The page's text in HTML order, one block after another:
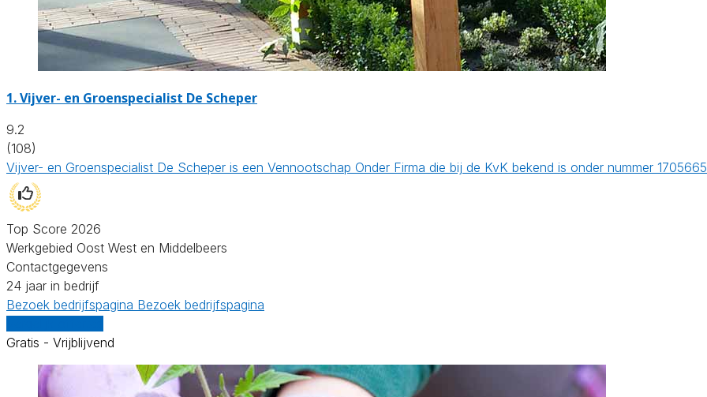
1.Vijver- en Groenspecialist De Scheper
9.2
(108)
Vijver- en Groenspecialist De Scheper is een Vennootschap Onder Firma die bij de KvK bekend is onder nummer
Top Score 2026
Werkgebied Oost West en Middelbeers
Contactgegevens
24 jaar in bedrijf
Bezoek bedrijfspagina Bezoek bedrijfspagina
Gratis - Vrijblijvend